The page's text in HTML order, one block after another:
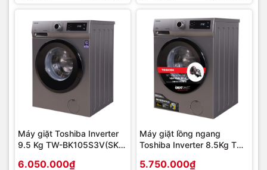
Máy giặt Toshiba Inverter
9.5 Kg TW-BK105S3V(SK) |
6.050.000₫
Máy giặt lồng ngang
Toshiba Inverter 8.5Kg TW-
Hàng chính hãng
5.750.000₫